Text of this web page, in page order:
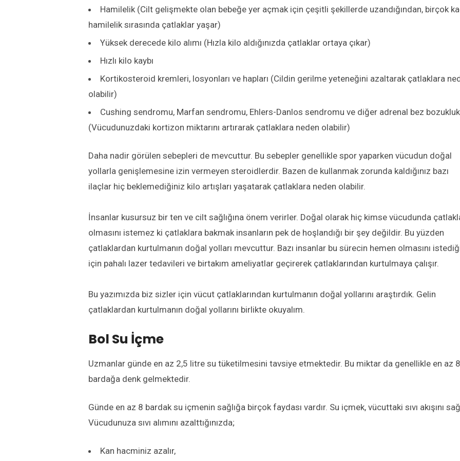
Hamilelik (Cilt gelişmekte olan bebeğe yer açmak için çeşitli şekillerde uzandığından, birçok
hamilelik sırasında çatlaklar yaşar)
Yüksek derecede kilo alımı (Hızla kilo aldığınızda çatlaklar ortaya çıkar)
Hızlı kilo kaybı
Kortikosteroid kremleri, losyonları ve hapları (Cildin gerilme yeteneğini azaltarak çatlaklara
olabilir)
Cushing sendromu, Marfan sendromu, Ehlers-Danlos sendromu ve diğer adrenal bez
(Vücudunuzdaki kortizon miktarını artırarak çatlaklara neden olabilir)
Daha nadir görülen sebepleri de mevcuttur. Bu sebepler genellikle spor yaparken vücudun doğal
yollarla genişlemesine izin vermeyen steroidlerdir. Bazen de kullanmak zorunda kaldığınız bazı
ilaçlar hiç beklemediğiniz kilo artışları yaşatarak çatlaklara neden olabilir.
İnsanlar kusursuz bir ten ve cilt sağlığına önem verirler. Doğal olarak hiç kimse vücudunda
olmasını istemez ki çatlaklara bakmak insanların pek de hoşlandığı bir şey değildir. Bu yüzden
çatlaklardan kurtulmanın doğal yolları mevcuttur. Bazı insanlar bu sürecin hemen olmasını
için pahalı lazer tedavileri ve birtakım ameliyatlar geçirerek çatlaklarından kurtulmaya çalışır.
Bu yazımızda biz sizler için vücut çatlaklarından kurtulmanın doğal yollarını araştırdık. Gelin
çatlaklardan kurtulmanın doğal yollarını birlikte okuyalım.
Bol Su İçme
Uzmanlar günde en az 2,5 litre su tüketilmesini tavsiye etmektedir. Bu miktar da genellikle en az 8
bardağa denk gelmektedir.
Günde en az 8 bardak su içmenin sağlığa birçok faydası vardır. Su içmek, vücuttaki sıvı akışını
Vücudunuza sıvı alımını azalttığınızda;
Kan hacminiz azalır,